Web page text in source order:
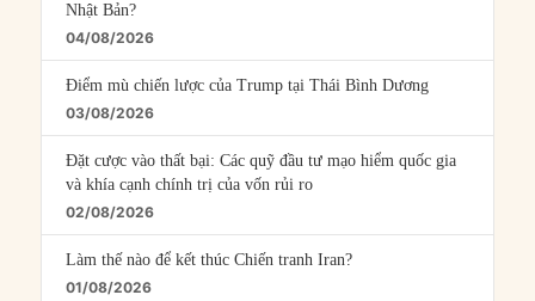
Nhật Bản?
04/08/2026
Điểm mù chiến lược của Trump tại Thái Bình Dương
03/08/2026
Đặt cược vào thất bại: Các quỹ đầu tư mạo hiểm quốc gia
và khía cạnh chính trị của vốn rủi ro
02/08/2026
Làm thế nào để kết thúc Chiến tranh Iran?
01/08/2026